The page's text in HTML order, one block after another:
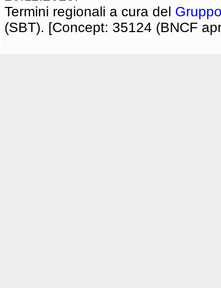
Termini regionali a cura del
(SBT). [Concept: 35124 (BNCF